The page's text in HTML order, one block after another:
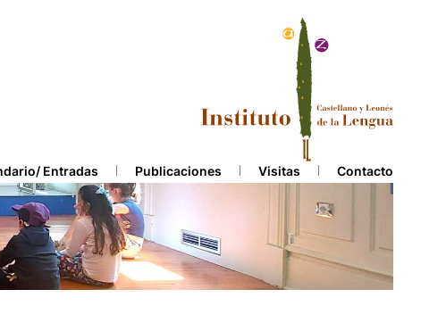
Entradas Publicaciones Visitas Contacto